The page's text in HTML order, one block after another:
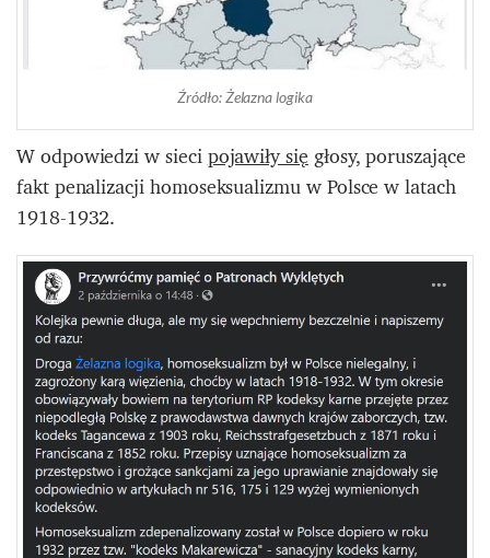
Źródło: Żelazna logika
W odpowiedzi w siecipojawiły sięgłosy, poruszające
fakt penalizacji homoseksualizmu w Polsce w latach
1918-1932.